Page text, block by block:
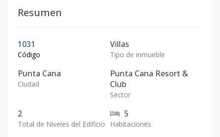
Resumen
1031
Código
Villas
Tipo de inmueble
Punta Cana
Ciudad
Punta Cana Resort &
Club
Sector
2
Total de Niveles del Edificio
5
Habitaciones